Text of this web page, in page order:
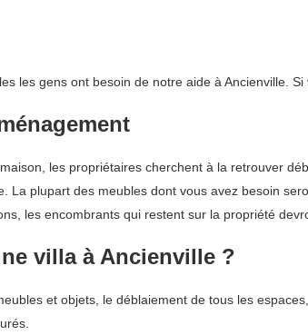
les gens ont besoin de notre aide à Ancienville.
les propriétaires cherchent à la retrouver
La plupart des meubles dont vous avez besoin
les encombrants qui restent sur la propriété
villa à Ancienville ?
et objets, le déblaiement de tous les